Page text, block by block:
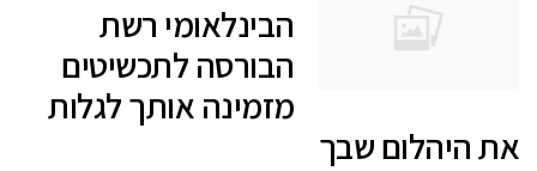
הבינלאומי רשת
הבורסה לתכשיטים
מזמינה אותך לגלות
את היהלום שבך